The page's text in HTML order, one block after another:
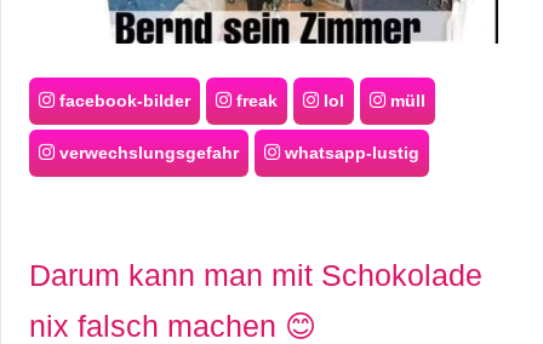
facebook-bilder freak lol müll
verwechslungsgefahr whatsapp-lustig
Darum kann man mit Schokolade
nix falsch machen 😊